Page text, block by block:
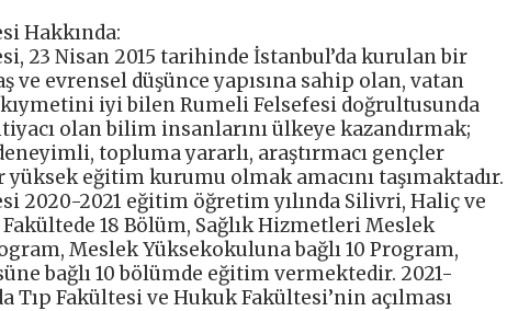
Hakkında:
23 Nisan 2015 tarihinde İstanbul’da kurulan bir
ve evrensel düşünce yapısına sahip olan, vatan
iyi bilen Rumeli Felsefesi doğrultusunda
olan bilim insanlarını ülkeye kazandırmak;
topluma yararlı, araştırmacı gençler
eğitim kurumu olmak amacını taşımaktadır.
2020-2021 eğitim öğretim yılında Silivri, Haliç ve
18 Bölüm, Sağlık Hizmetleri Meslek
Meslek Yüksekokuluna bağlı 10 Program,
bağlı 10 bölümde eğitim vermektedir. 2021-
Tıp Fakültesi ve Hukuk Fakültesi’nin açılması